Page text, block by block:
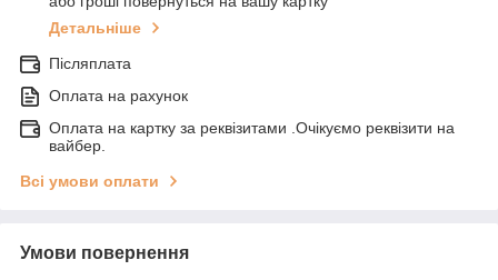
Детальніше
Післяплата
Оплата на рахунок
Оплата на картку за реквізитами .Очікуємо реквізити на
вайбер.
Всі умови оплати
Умови повернення